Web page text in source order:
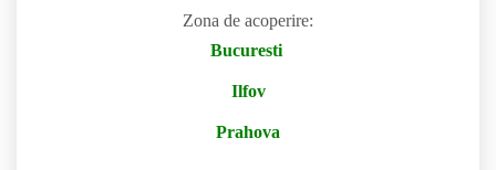
Zona de acoperire:
Bucuresti
Ilfov
Prahova